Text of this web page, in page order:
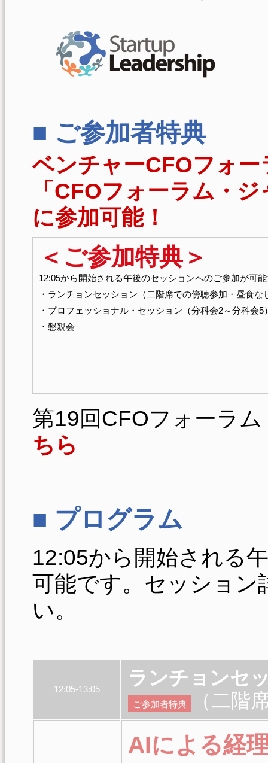
■ ご参加者特典
ベンチャーCFOフォ
「CFOフォーラム・
に参加可能！
＜ご参加特典＞
12:05から開始される午後のセッションへのご参加が可
・ランチョンセッション（二階席での傍聴参加・昼食な
・プロフェッショナル・セッション（分科会2～分科会5
・懇親会
第19回CFOフォーラ
ちら
■ プログラム
12:05から開始される
可能です。セッション
い。
12:05-13:05
ランチョンセ
ご参加者特典 （二階
AIによる経